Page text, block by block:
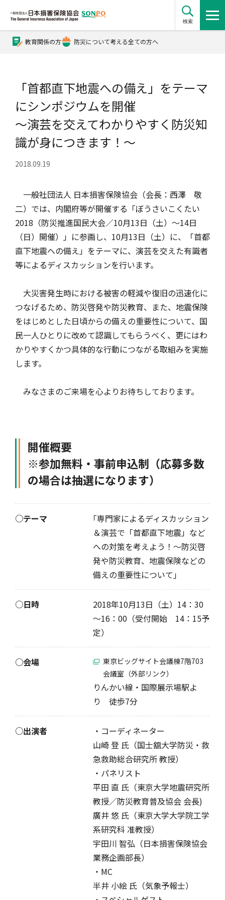
検索
公式Xアカウント
公式YouTubeチャンネル
損害保険とは？
損害保険とは？トップ
自賠責保険
自動車保険
火災保険
地震保険
傷害保険
個人賠償責任保険
風水雪災等による損害を補償する損害保険
ペット保険
協会の活動・概要
協会の活動・概要トップ
協会の活動
協会概要
業務・財務等に関する資料
規範、方針、指針・基準、ガイドライン等
所在地（本部・支部）
損害保険お役立ち情報
会員会社情報
会員会社情報トップ
損害保険会社の概況
各社の商品について
お客様の声を受けた取り組み
会員会社等一覧
試験・研修
試験・研修トップ
損害保険代理店について
「損害保険登録鑑定人」認定試験
医療研修
交通事故医療研究助成
統計・刊行物・報告書
統計・刊行物・報告書トップ
統計
お知らせ
お知らせトップ
協会ニュースリリース
会員各社ニュースリリース
協会からのお知らせ
相談・通報等窓口
損害保険の相談窓口
自然災害損保契約のご照会
他の紛争解決機関等
教育関係の方 防災について考える全ての方へ
「首都直下地震への備え」をテーマ
にシンポジウムを開催
～演芸を交えてわかりやすく防災知
識が身につきます！～
2018.09.19
一般社団法人 日本損害保険協会（会長：西澤 敬
二）では、内閣府等が開催する「ぼうさいこくたい
2018（防災推進国民大会／10月13日（土）～14日
（日）開催）」に参画し、10月13日（土）に、「首都
直下地震への備え」をテーマに、演芸を交えた有識者
等によるディスカッションを行います。
大災害発生時における被害の軽減や復旧の迅速化に
つなげるため、防災啓発や防災教育、また、地震保険
をはじめとした日頃からの備えの重要性について、国
民一人ひとりに改めて認識してもらうべく、更にはわ
かりやすくかつ具体的な行動につながる取組みを実施
します。
みなさまのご来場を心よりお待ちしております。
開催概要
※参加無料・事前申込制（応募多数
の場合は抽選になります）
○テーマ
｢専門家によるディスカッション
＆演芸で「首都直下地震」など
への対策を考えよう！～防災啓
発や防災教育、地震保険などの
備えの重要性について｣
○日時
2018年10月13日（土）14：30
～16：00（受付開始 14：15予
定）
○会場
東京ビッグサイト会議棟7階703
会議室（外部リンク）
りんかい線・国際展示場駅よ
り 徒歩7分
○出演者
・コーディネーター
山崎 登 氏（国士舘大学防災・救
急救助総合研究所 教授）
・パネリスト
平田 直 氏（東京大学地震研究所
教授／防災教育普及協会 会長)
廣井 悠 氏（東京大学大学院工学
系研究科 准教授）
宇田川 智弘（日本損害保険協会
業務企画部長）
・MC
半井 小絵 氏（気象予報士）